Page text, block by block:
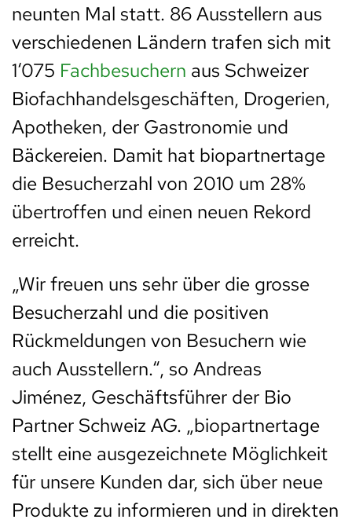
neunten Mal statt. 86 Ausstellern aus
verschiedenen Ländern trafen sich mit
1‘075 Fachbesuchern aus Schweizer
Biofachhandelsgeschäften, Drogerien,
Apotheken, der Gastronomie und
Bäckereien. Damit hat biopartnertage
die Besucherzahl von 2010 um 28%
übertroffen und einen neuen Rekord
erreicht.
„Wir freuen uns sehr über die grosse
Besucherzahl und die positiven
Rückmeldungen von Besuchern wie
auch Ausstellern.“, so Andreas
Jiménez, Geschäftsführer der Bio
Partner Schweiz AG. „biopartnertage
stellt eine ausgezeichnete Möglichkeit
für unsere Kunden dar, sich über neue
Produkte zu informieren und in direkten